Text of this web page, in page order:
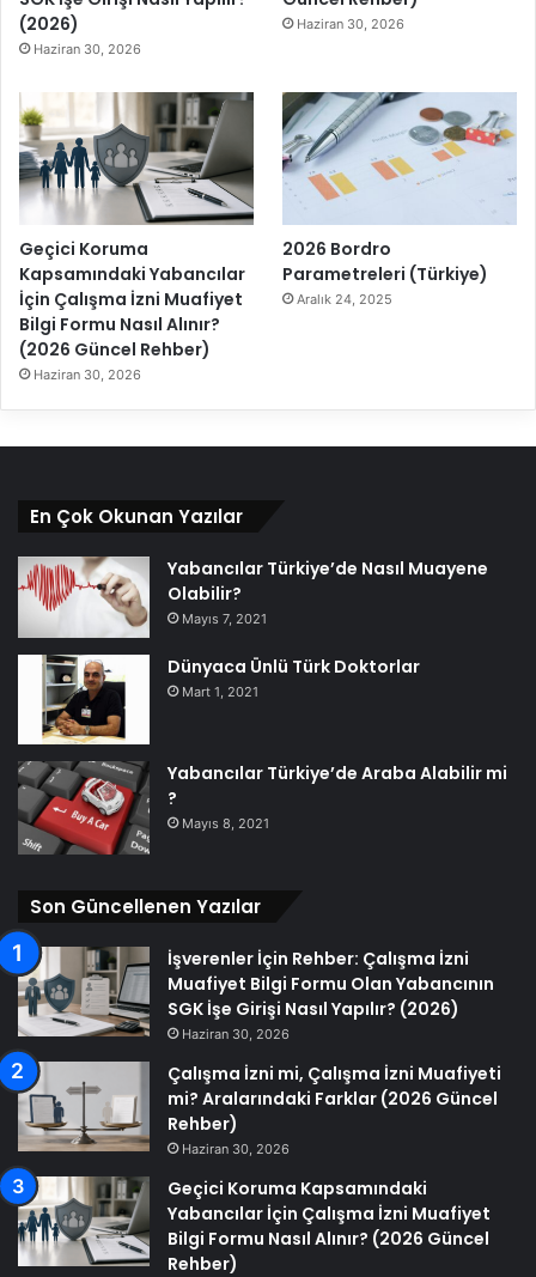
(2026)
Haziran 30, 2026
Haziran 30, 2026
Geçici Koruma
Kapsamındaki Yabancılar
İçin Çalışma İzni Muafiyet
Bilgi Formu Nasıl Alınır?
(2026 Güncel Rehber)
Haziran 30, 2026
2026 Bordro
Parametreleri (Türkiye)
Aralık 24, 2025
En Çok Okunan Yazılar
Yabancılar Türkiye’de Nasıl Muayene
Olabilir?
Mayıs 7, 2021
Dünyaca Ünlü Türk Doktorlar
Mart 1, 2021
Yabancılar Türkiye’de Araba Alabilir mi
?
Mayıs 8, 2021
Son Güncellenen Yazılar
İşverenler İçin Rehber: Çalışma İzni
Muafiyet Bilgi Formu Olan Yabancının
SGK İşe Girişi Nasıl Yapılır? (2026)
Haziran 30, 2026
Çalışma İzni mi, Çalışma İzni Muafiyeti
mi? Aralarındaki Farklar (2026 Güncel
Rehber)
Haziran 30, 2026
Geçici Koruma Kapsamındaki
Yabancılar İçin Çalışma İzni Muafiyet
Bilgi Formu Nasıl Alınır? (2026 Güncel
Rehber)